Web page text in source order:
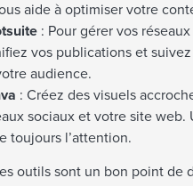
aide à optimiser votre
: Pour gérer vos
vos publications et
audience.
: Créez des visuels
sociaux et votre site web.
toujours l’attention.
outils sont un bon point de